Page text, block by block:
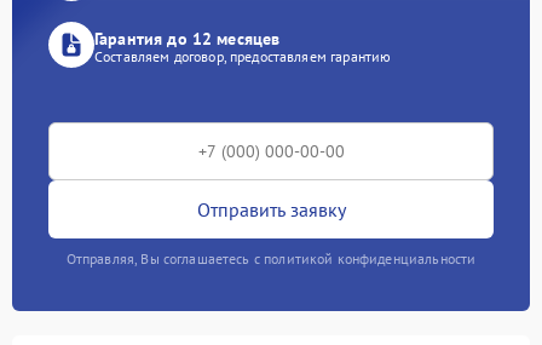
Гарантия до 12 месяцев
Составляем договор, предоставляем гарантию
Отправить заявку
Отправляя, Вы соглашаетесь с политикой конфиденциальности